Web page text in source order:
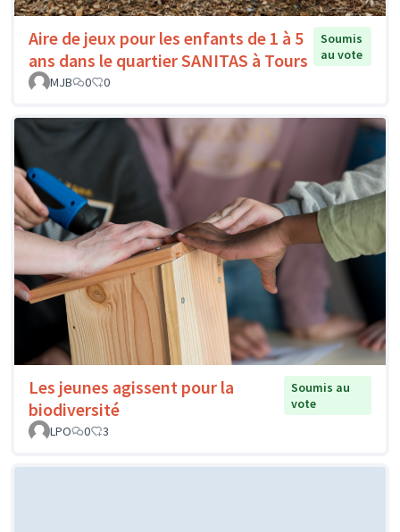
Aire de jeux pour les enfants de 1 à 5
ans dans le quartier SANITAS à Tours
Soumis
au vote
MJB
0 0
Les jeunes agissent pour la
biodiversité
Soumis au
vote
LPO
0 3